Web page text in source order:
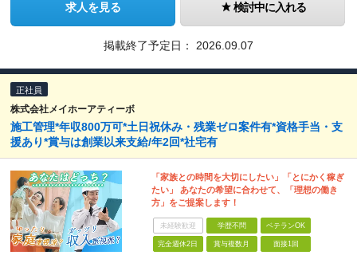
求人を見る 検討中に入れる
掲載終了予定日： 2026.09.07
正社員
株式会社メイホーアティーボ
施工管理*年収800万可*土日祝休み・残業ゼロ案件有*資格手当・支
援あり*賞与は創業以来支給/年2回*社宅有
「家族との時間を大切にしたい」「とにかく稼ぎ
たい」 あなたの希望に合わせて、「理想の働き
方」をご提案します！
未経験歓迎 学歴不問 ベテランOK
完全週休2日 賞与複数月 面接1回